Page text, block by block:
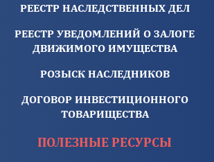
РЕЕСТР НАСЛЕДСТВЕННЫХ ДЕЛ
РЕЕСТР УВЕДОМЛЕНИЙ О ЗАЛОГЕ
ДВИЖИМОГО ИМУЩЕСТВА
РОЗЫСК НАСЛЕДНИКОВ
ДОГОВОР ИНВЕСТИЦИОННОГО
ТОВАРИЩЕСТВА
ПОЛЕЗНЫЕ РЕСУРСЫ